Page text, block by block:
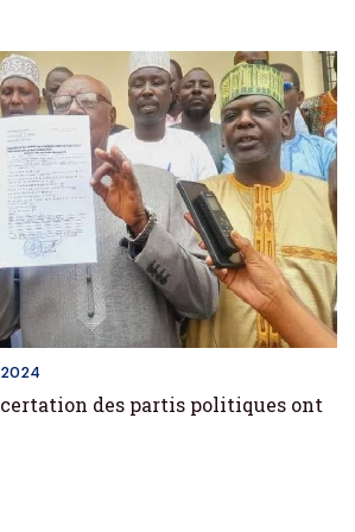
2024
des partis politiques ont